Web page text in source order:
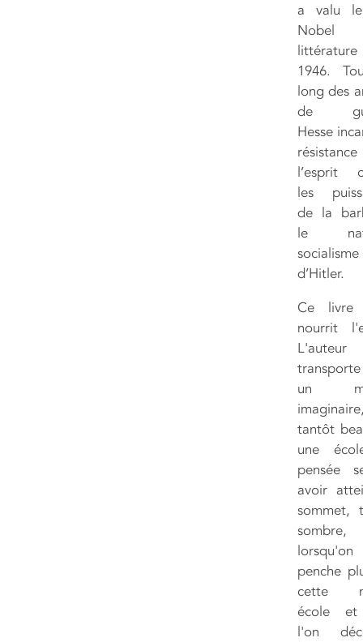
a valu
1946.
long des
de
Hesse
l’esprit
les
de la
le
socialisme
d’Hitler.
Ce livre
nourrit
L'auteur
un
tantôt
une
pensée
avoir
sommet,
sombre,
penche
cette
école
l'on